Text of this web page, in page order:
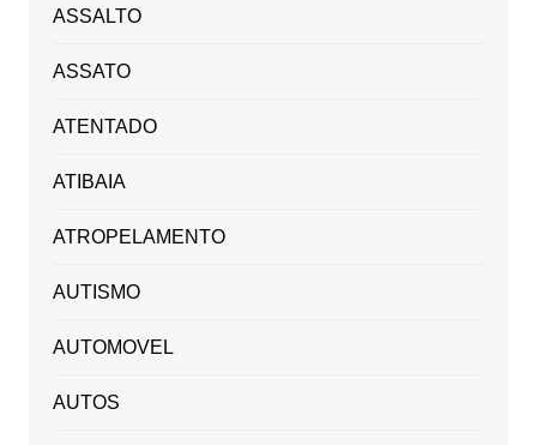
ASSALTO
ASSATO
ATENTADO
ATIBAIA
ATROPELAMENTO
AUTISMO
AUTOMOVEL
AUTOS